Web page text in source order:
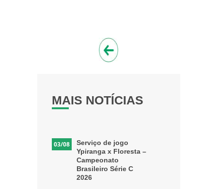
MAIS NOTÍCIAS
03/08
Serviço de jogo
Ypiranga x Floresta –
Campeonato
Brasileiro Série C
2026